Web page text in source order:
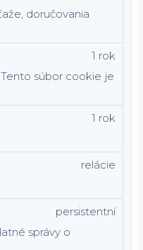
doručovania
súbor cookie je
1 rok
1 rok
relácie
správy o
persistentní